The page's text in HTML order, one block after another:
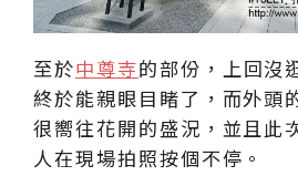
至於中尊寺的部份，上回沒
終於能親眼目睹了，而外頭
很嚮往花開的盛況，並且此
人在現場拍照按個不停。